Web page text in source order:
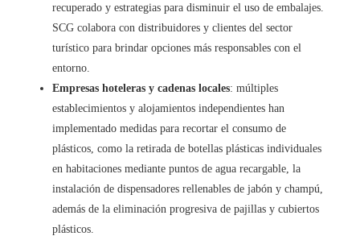
recuperado y estrategias para disminuir el uso de embalajes.
SCG colabora con distribuidores y clientes del sector
turístico para brindar opciones más responsables con el
entorno.
Empresas hoteleras y cadenas locales: múltiples
establecimientos y alojamientos independientes han
implementado medidas para recortar el consumo de
plásticos, como la retirada de botellas plásticas individuales
en habitaciones mediante puntos de agua recargable, la
instalación de dispensadores rellenables de jabón y champú,
además de la eliminación progresiva de pajillas y cubiertos
plásticos.